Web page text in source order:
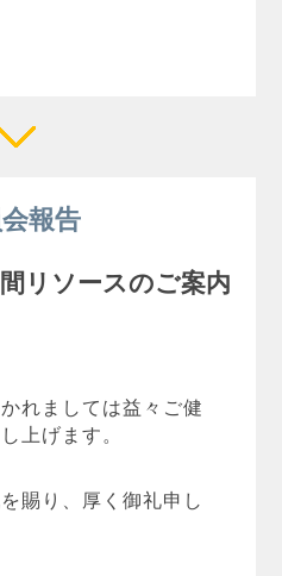
報告
リソースのご案内
れましては益々ご健
上げます。
賜り、厚く御礼申し